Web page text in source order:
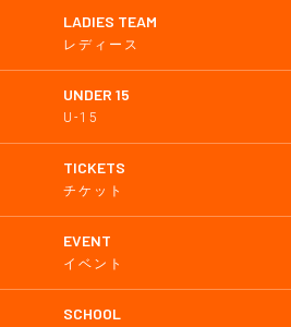
LADIES TEAM
レディース
UNDER 15
U-15
TICKETS
チケット
EVENT
イベント
SCHOOL